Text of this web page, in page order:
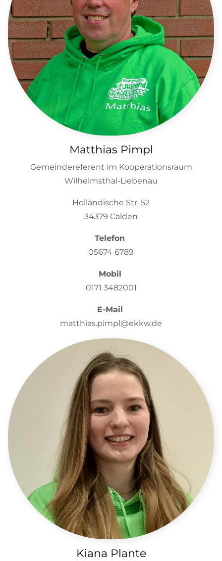
Matthias Pimpl
Gemeindereferent im Kooperationsraum
Wilhelmsthal-Liebenau
Holländische Str. 52
34379 Calden
Telefon
05674 6789
Mobil
0171 3482001
E-Mail
matthias.pimpl@ekkw.de
Kiana Plante